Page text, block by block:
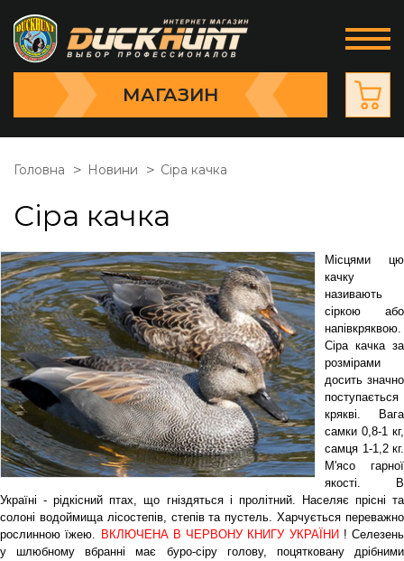
МАГАЗИН
Головна Новини Сіра качка
Сіра качка
Місцями цю
качку
називають
сіркою або
напівкряквою.
Сіра качка за
розмірами
досить значно
поступається
крякві. Вага
самки 0,8-1 кг,
самця 1-1,2 кг.
М'ясо гарної
якості. В
Україні - рідкісний птах, що гніздяться і пролітний. Населяє прісні та
солоні водоймища лісостепів, степів та пустель. Харчується переважно
рослинною їжею. ВКЛЮЧЕНА В ЧЕРВОНУ КНИГУ УКРАЇНИ ! Селезень
у шлюбному вбранні має буро-сіру голову, поцятковану дрібними